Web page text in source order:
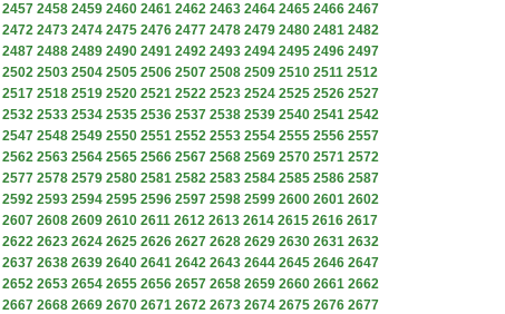
2457 2458 2459 2460 2461 2462 2463 2464 2465 2466 2467
2472 2473 2474 2475 2476 2477 2478 2479 2480 2481 2482
2487 2488 2489 2490 2491 2492 2493 2494 2495 2496 2497
2502 2503 2504 2505 2506 2507 2508 2509 2510 2511 2512
2517 2518 2519 2520 2521 2522 2523 2524 2525 2526 2527
2532 2533 2534 2535 2536 2537 2538 2539 2540 2541 2542
2547 2548 2549 2550 2551 2552 2553 2554 2555 2556 2557
2562 2563 2564 2565 2566 2567 2568 2569 2570 2571 2572
2577 2578 2579 2580 2581 2582 2583 2584 2585 2586 2587
2592 2593 2594 2595 2596 2597 2598 2599 2600 2601 2602
2607 2608 2609 2610 2611 2612 2613 2614 2615 2616 2617
2622 2623 2624 2625 2626 2627 2628 2629 2630 2631 2632
2637 2638 2639 2640 2641 2642 2643 2644 2645 2646 2647
2652 2653 2654 2655 2656 2657 2658 2659 2660 2661 2662
2667 2668 2669 2670 2671 2672 2673 2674 2675 2676 2677